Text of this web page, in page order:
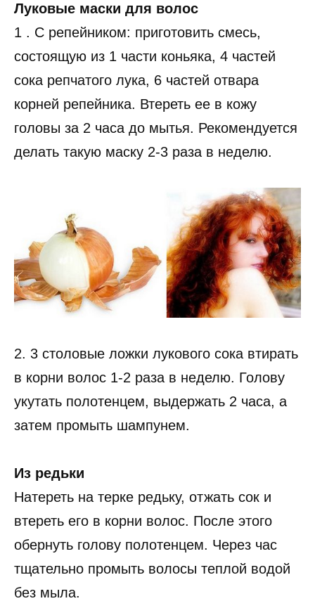
Луковые маски для волос
1 . C репейником: приготовить смесь,
состоящую из 1 части коньяка, 4 частей
сока репчатого лука, 6 частей отвара
корней репейника. Втереть ее в кожу
головы за 2 часа до мытья. Рекомендуется
делать такую маску 2-3 раза в неделю.
2. 3 столовые ложки лукового сока втирать
в корни волос 1-2 раза в неделю. Голову
укутать полотенцем, выдержать 2 часа, а
затем промыть шампунем.
Из редьки
Натереть на терке редьку, отжать сок и
втереть его в корни волос. После этого
обернуть голову полотенцем. Через час
тщательно промыть волосы теплой водой
без мыла.